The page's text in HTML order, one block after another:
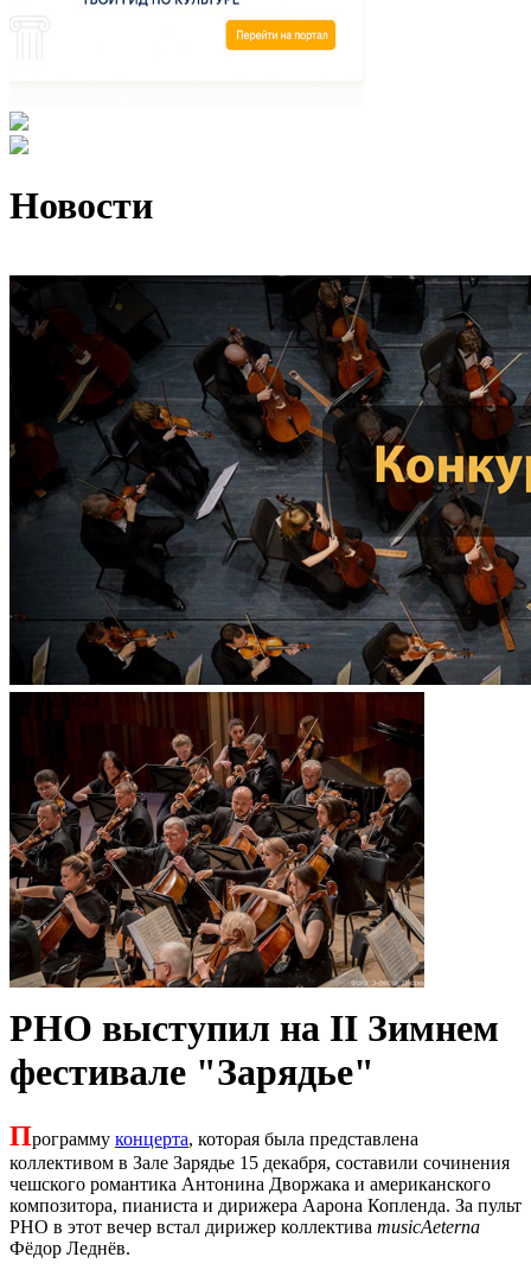
Новости
18.12.2023
РНО выступил на II Зимнем
фестивале "Зарядье"
Программу концерта, которая была представлена
коллективом в Зале Зарядье 15 декабря, составили сочинения
чешского романтика Антонина Дворжака и американского
композитора, пианиста и дирижера Аарона Копленда. За пульт
РНО в этот вечер встал дирижер коллектива musicAeterna
Фёдор Леднёв.